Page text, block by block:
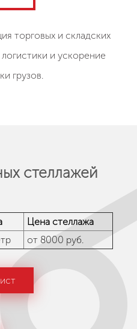
торговых и складских
и ускорение
грузов.
стеллажей
Цена стеллажа
от 8000 руб.